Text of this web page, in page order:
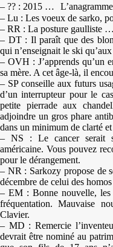
– ?? : 2015 …
– Lu : Les voeux de sarko,
– RR : La posture gaulliste
– DT : Il paraît que des
qui n’enseignait le ski
– OVH : J’apprends qu’un
sa mère. A cet âge-là, il
– SP conseille aux futurs
d’un interrupteur pour le
petite pierrade aux
adjoindre un gros phare
dans un minimum de clarté
– NS : Le cancer serait
américaine. Vous pouvez
pour le dérangement.
– NR : Sarkozy propose de
décembre de celui des
– EM : Bonne nouvelle, les
fréquentation. Mauvaise
Clavier.
– MD : Remercie
devrait être nominé au